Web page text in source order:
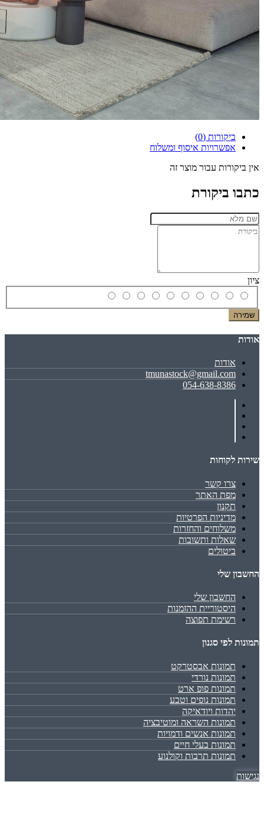
ביקורות (0)
אפשרויות איסוף ומשלוח
אין ביקורות עבור מוצר זה
כתבו ביקורת
ציון
שמירה
אודות
אודות
tmunastock@gmail.com
054-638-8386
שירות לקוחות
צרו קשר
מפת האתר
תקנון
מדיניות הפרטיות
משלוחים והחזרות
שאלות ותשובות
ביטולים
החשבון שלי
החשבון שלי
היסטוריית ההזמנות
רשימת תפוצה
תמונות לפי סגנון
תמונות אבסטרקט
תמונות נורדי
תמונות פופ ארט
תמונות נופים וטבע
יהדות ויודאיקה
תמונות השראה ומוטיבציה
תמונות אנשים ודמויות
תמונות בעלי חיים
תמונות תרבות וקולנוע
נגישות